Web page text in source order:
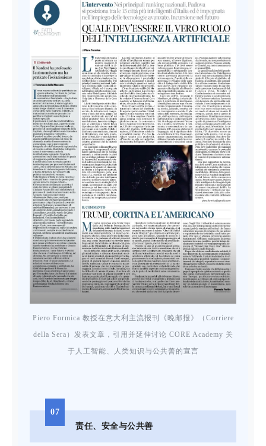
Piero Formica 教授在意大利主流报刊《晚邮报》（Corriere
della Sera）发表文章，引用并延伸讨论 CORE Academy 关
于人工智能、人类知识与公共善的宣言
07
责任、安全与公共善